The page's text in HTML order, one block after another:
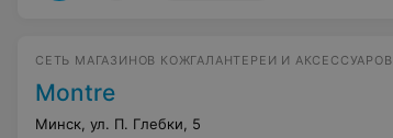
СЕТЬ МАГАЗИНОВ КОЖГАЛАНТЕРЕИ И АКСЕССУАРОВ
Montre
Минск, ул. П. Глебки, 5